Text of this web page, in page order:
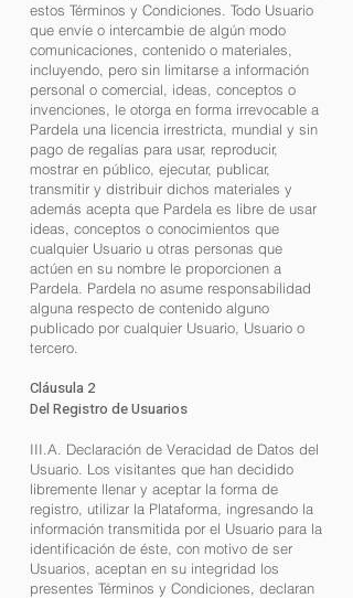
estos Términos y Condiciones. Todo Usuario
que envíe o intercambie de algún modo
comunicaciones, contenido o materiales,
incluyendo, pero sin limitarse a información
personal o comercial, ideas, conceptos o
invenciones, le otorga en forma irrevocable a
Pardela una licencia irrestricta, mundial y sin
pago de regalías para usar, reproducir,
mostrar en público, ejecutar, publicar,
transmitir y distribuir dichos materiales y
además acepta que Pardela es libre de usar
ideas, conceptos o conocimientos que
cualquier Usuario u otras personas que
actúen en su nombre le proporcionen a
Pardela. Pardela no asume responsabilidad
alguna respecto de contenido alguno
publicado por cualquier Usuario, Usuario o
tercero.
Cláusula 2
Del Registro de Usuarios
III.A. Declaración de Veracidad de Datos del
Usuario. Los visitantes que han decidido
libremente llenar y aceptar la forma de
registro, utilizar la Plataforma, ingresando la
información transmitida por el Usuario para la
identificación de éste, con motivo de ser
Usuarios, aceptan en su integridad los
presentes Términos y Condiciones, declaran